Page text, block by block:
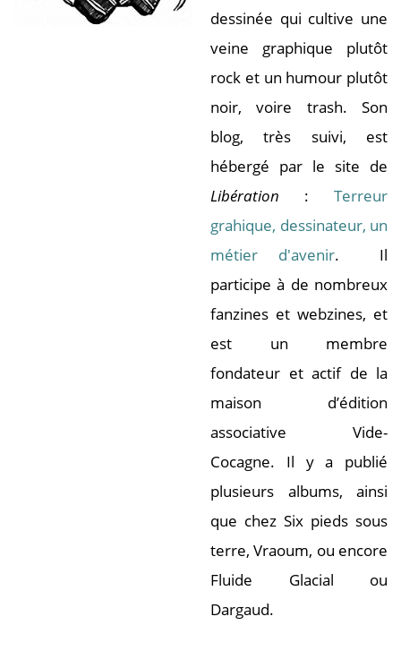
dessinée qui cultive une
veine graphique plutôt
rock et un humour plutôt
noir, voire trash. Son
blog, très suivi, est
hébergé par le site de
Libération : Terreur
grahique, dessinateur, un
métier d'avenir. Il
participe à de nombreux
fanzines et webzines, et
est un membre
fondateur et actif de la
maison d’édition
associative Vide-
Cocagne. Il y a publié
plusieurs albums, ainsi
que chez Six pieds sous
terre, Vraoum, ou encore
Fluide Glacial ou
Dargaud.